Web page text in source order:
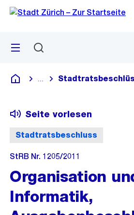
Navigation
Sprunglink
Menü
Deutsch
Blende alle Breadcrumbs ein
Stadtratsbeschluss
Seite vorlesen
StRB Nr. 1205/2011
Organisation
Informatik,